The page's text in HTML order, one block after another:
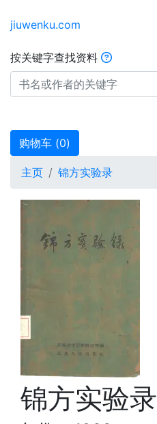
jiuwenku.com
按关键字查找资料
购物车 (0)
主页 锦方实验录
锦方实验录